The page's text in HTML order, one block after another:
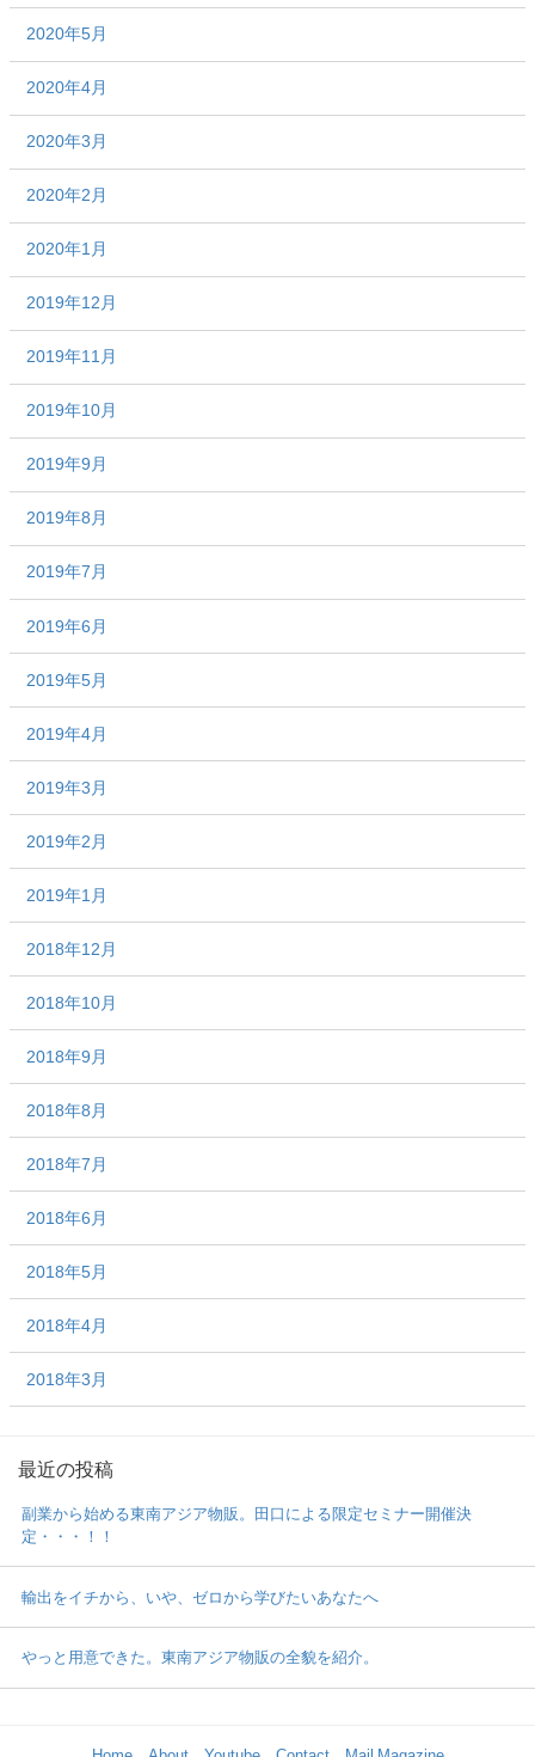
2020年5月
2020年4月
2020年3月
2020年2月
2020年1月
2019年12月
2019年11月
2019年10月
2019年9月
2019年8月
2019年7月
2019年6月
2019年5月
2019年4月
2019年3月
2019年2月
2019年1月
2018年12月
2018年10月
2018年9月
2018年8月
2018年7月
2018年6月
2018年5月
2018年4月
2018年3月
最近の投稿
副業から始める東南アジア物販。田口による限定セミナー開催決
定・・・！！
輸出をイチから、いや、ゼロから学びたいあなたへ
やっと用意できた。東南アジア物販の全貌を紹介。